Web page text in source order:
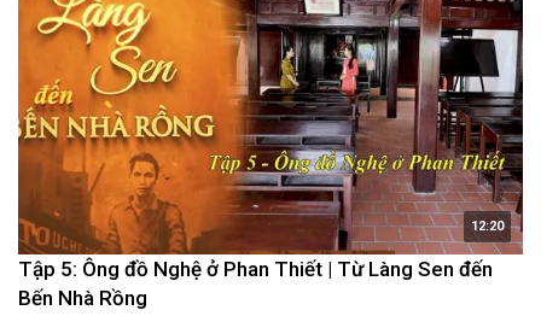
12:20
Tập 5: Ông đồ Nghệ ở Phan Thiết | Từ Làng Sen đến
Bến Nhà Rồng